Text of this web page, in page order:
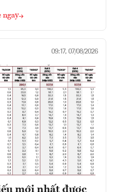
ngay
09:17, 07/08/2026
mới nhất được